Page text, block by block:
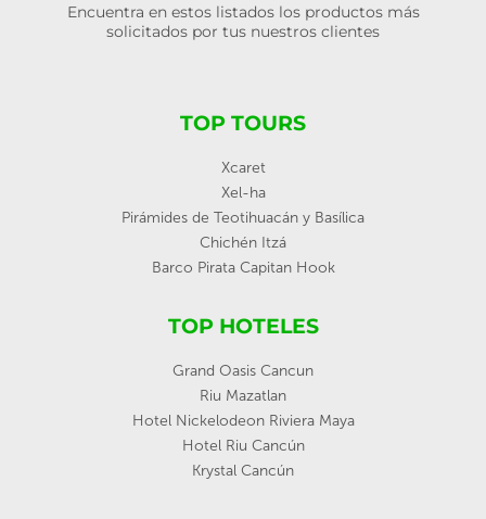
Encuentra en estos listados los productos más
solicitados por tus nuestros clientes
TOP TOURS
Xcaret
Xel-ha
Pirámides de Teotihuacán y Basílica
Chichén Itzá
Barco Pirata Capitan Hook
TOP HOTELES
Grand Oasis Cancun
Riu Mazatlan
Hotel Nickelodeon Riviera Maya
Hotel Riu Cancún
Krystal Cancún